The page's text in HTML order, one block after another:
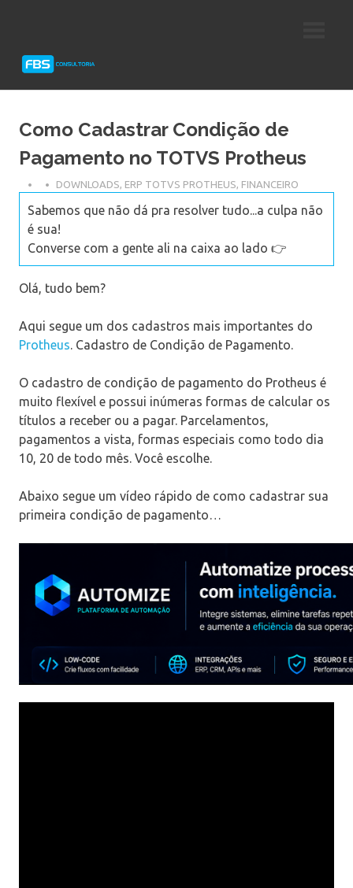
Protheus
Como Cadastrar Condição de
Pagamento no TOTVS Protheus
DOWNLOADS, ERP TOTVS PROTHEUS, FINANCEIRO
Sabemos que não dá pra resolver tudo...a culpa não
é sua!
Converse com a gente ali na caixa ao lado 👉
Olá, tudo bem?
Aqui segue um dos cadastros mais importantes do
Protheus. Cadastro de Condição de Pagamento.
O cadastro de condição de pagamento do Protheus é
muito flexível e possui inúmeras formas de calcular os
títulos a receber ou a pagar. Parcelamentos,
pagamentos a vista, formas especiais como todo dia
10, 20 de todo mês. Você escolhe.
Abaixo segue um vídeo rápido de como cadastrar sua
primeira condição de pagamento…